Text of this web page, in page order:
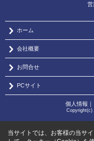
営
ホーム
会社概要
お問合せ
PCサイト
個人情報 ｜
Copyright(c)
当サイトでは、お客様の当サ